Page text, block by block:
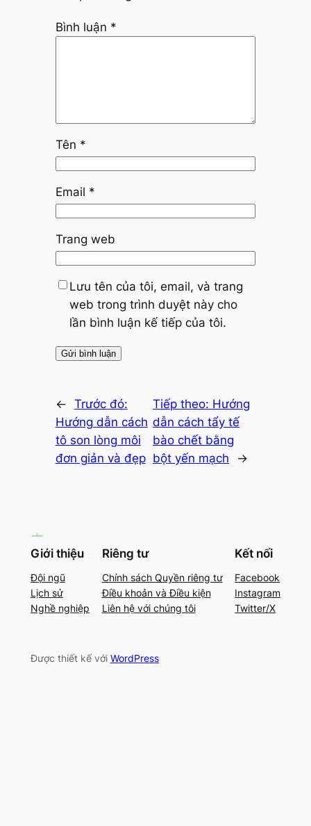
Bình luận *
Tên *
Email *
Trang web
Lưu tên của tôi, email, và trang
web trong trình duyệt này cho
lần bình luận kế tiếp của tôi.
← Trước đó:
Hướng dẫn cách
tô son lòng môi
đơn giản và đẹp
Tiếp theo: Hướng
dẫn cách tẩy tế
bào chết bằng
bột yến mạch
→
Giới thiệu
Đội ngũ
Lịch sử
Nghề nghiệp
Riêng tư
Chính sách Quyền riêng tư
Điều khoản và Điều kiện
Liên hệ với chúng tôi
Kết nối
Facebook
Instagram
Twitter/X
Được thiết kế với WordPress